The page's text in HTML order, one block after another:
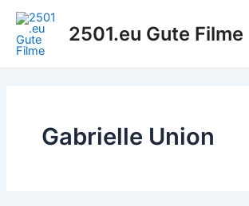
Zum
Inhalt
springen
2501.eu Gute Filme
Gabrielle Union